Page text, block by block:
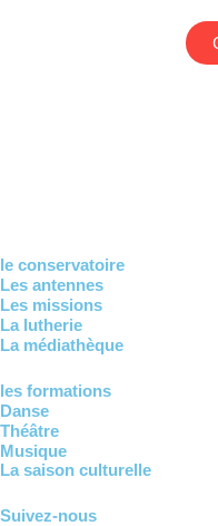
le conservatoire
Les antennes
Les missions
La lutherie
La médiathèque
les formations
Danse
Théâtre
Musique
La saison culturelle
Suivez-nous